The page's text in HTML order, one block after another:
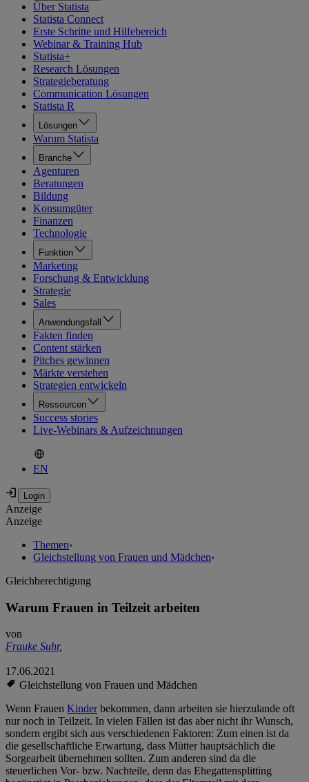
Über Statista
Statista Connect
Erste Schritte und Hilfebereich
Webinar & Training Hub
Statista+
Research Lösungen
Strategieberatung
Communication Lösungen
Statista R
Lösungen
Warum Statista
Branche
Agenturen
Beratungen
Bildung
Konsumgüter
Finanzen
Technologie
Funktion
Marketing
Forschung & Entwicklung
Strategie
Sales
Anwendungsfall
Fakten finden
Content stärken
Pitches gewinnen
Märkte verstehen
Strategien entwickeln
Ressourcen
Success stories
Live-Webinars & Aufzeichnungen
EN
Anzeige
Anzeige
Themen›
Gleichstellung von Frauen und Mädchen›
Gleichberechtigung
Warum Frauen in Teilzeit arbeiten
von
Frauke Suhr,
17.06.2021
Gleichstellung von Frauen und Mädchen
Wenn Frauen Kinderbekommen, dann arbeiten sie hierzulande oft
nur noch in Teilzeit. In vielen Fällen ist das aber nicht ihr Wunsch,
sondern ergibt sich aus verschiedenen Faktoren: Zum einen ist da
die gesellschaftliche Erwartung, dass Mütter hauptsächlich die
Sorgearbeit übernehmen sollten. Zum anderen sind da die
steuerlichen Vor- bzw. Nachteile, denn das Ehegattensplitting